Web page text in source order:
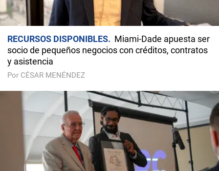
RECURSOS DISPONIBLES
Miami-Dade apuesta ser
socio de pequeños negocios con créditos, contratos
y asistencia
Por CÉSAR MENÉNDEZ